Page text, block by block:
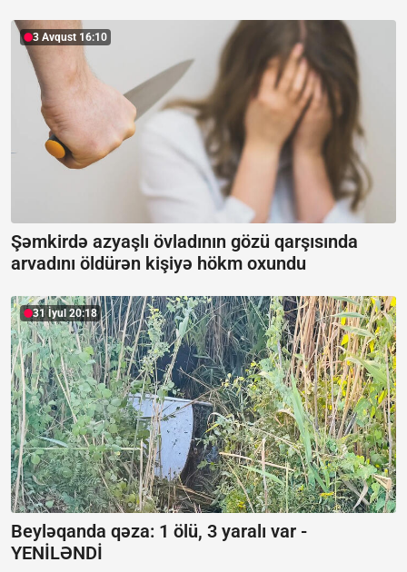
3 Avqust 16:10
Şəmkirdə azyaşlı övladının gözü qarşısında
arvadını öldürən kişiyə hökm oxundu
31 İyul 20:18
Beyləqanda qəza: 1 ölü, 3 yaralı var -
YENİLƏNDİ